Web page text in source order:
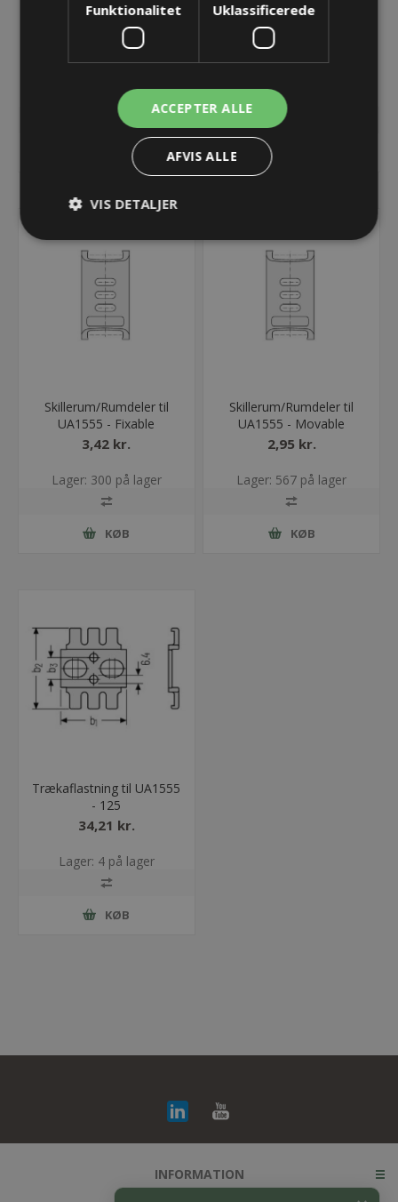
Endebeslag UA1555 - 125
- Med bolt
44,24 kr.
Lager: 2 på lager
Endebeslag UA1555 - 125
- Uden bolt
44,24 kr.
Lager: 2 på lager
Skillerum/Rumdeler til
UA1555 - Fixable
3,42 kr.
Lager: 300 på lager
KØB
Skillerum/Rumdeler til
UA1555 - Movable
2,95 kr.
Lager: 567 på lager
KØB
Trækaflastning til UA1555
- 125
34,21 kr.
Lager: 4 på lager
KØB
INFORMATION
Funktionalitet Uklassificerede
ACCEPTER ALLE
AFVIS ALLE
VIS DETALJER